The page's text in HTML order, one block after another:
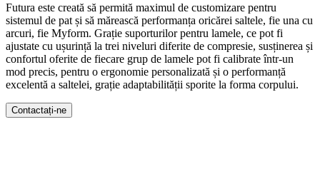
Futura este creată să permită maximul de customizare pentru
sistemul de pat și să mărească performanța oricărei saltele, fie una cu
arcuri, fie Myform. Grație suporturilor pentru lamele, ce pot fi
ajustate cu ușurință la trei niveluri diferite de compresie, susținerea și
confortul oferite de fiecare grup de lamele pot fi calibrate într-un
mod precis, pentru o ergonomie personalizată și o performanță
excelentă a saltelei, grație adaptabilității sporite la forma corpului.
Contactați-ne